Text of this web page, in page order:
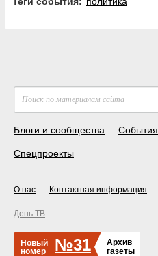
Блоги и сообщества События
Спецпроекты
О нас Контактная информация
День ТВ
Новый
номер
№31
Архив
газеты